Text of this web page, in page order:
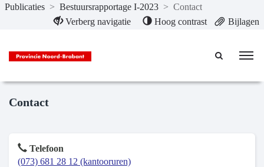
Naar hoofdinhoud
Publicaties > Bestuursrapportage I-2023 > Contact
Verberg navigatie
Hoog contrast Bijlagen
Contact
Telefoon
(073) 681 28 12 (kantooruren)